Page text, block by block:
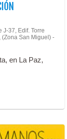
J-37, Edif. Torre
San Miguel) -
en La Paz,